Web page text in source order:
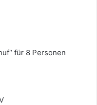
für 8 Personen